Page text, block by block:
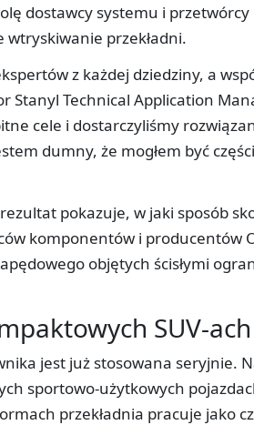
dostawcy systemu i
przekładni.
z każdej dziedziny, a
Stanyl Technical Application
cele i dostarczyliśmy
dumny, że mogłem być
pokazuje, w jaki sposób
komponentów i producentów
objętych ścisłymi
SUV-
jest już stosowana seryjnie.
sportowo-użytkowych
przekładnia pracuje jako